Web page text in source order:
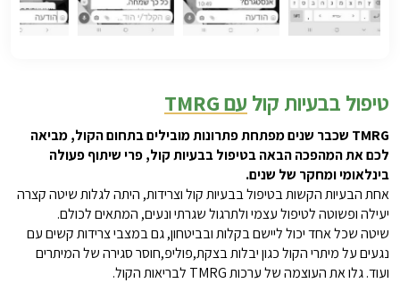
טיפול בבעיות קול עם TMRG
TMRG שכבר שנים מפתחת פתרונות מובילים בתחום הקול, מביאה
לכם את המהפכה הבאה בטיפול בבעיות קול, פרי שיתוף פעולה
בינלאומי ומחקר של שנים.
אחת הבעיות הקשות בטיפול בבעיות קול וצרידות, היתה לגלות שיטה קצרה
יעילה ופשוטה לטיפול עצמי ולתרגול שגרתי ונעים, המתאים לכולם.
שיטה שכל אחד יכול ליישם בקלות ובביטחון, גם במצבי צרידות קשים עם
נגעים על מיתרי הקול כגון יבלות בצקת,פוליפ,חוסר סגירה של המיתרים
ועוד. גלו את העוצמה של ערכות TMRG לבריאות הקול.